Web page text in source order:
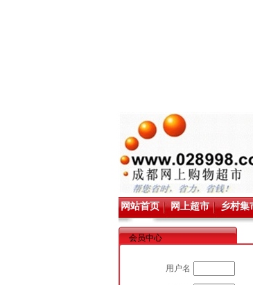
网站首页 网上超市 乡村集
会员中心
用户名